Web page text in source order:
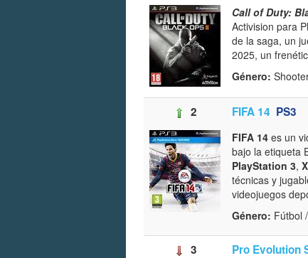
Call of Duty:
Activision para
de la saga, un
2025, un
Género:
2 FIFA 14 PS3
FIFA 14 es un
bajo la etiqueta
PlayStation 3,
técnicas y
videojuegos
Género: Fútbol
3 Pro Evolution